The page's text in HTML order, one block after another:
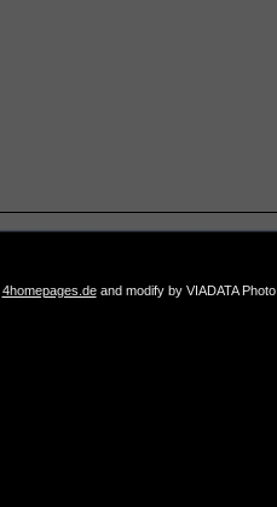
4homepages.deand modify by VIADATA Photo